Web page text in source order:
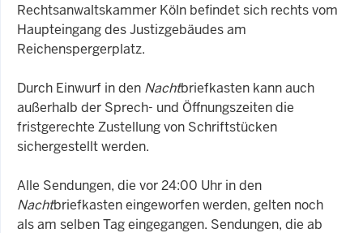
Rechtsanwaltskammer Köln befindet sich rechts vom
Haupteingang des Justizgebäudes am
Reichenspergerplatz.
Durch Einwurf in den Nachtbriefkasten kann auch
außerhalb der Sprech- und Öffnungszeiten die
fristgerechte Zustellung von Schriftstücken
sichergestellt werden.
Alle Sendungen, die vor 24:00 Uhr in den
Nachtbriefkasten eingeworfen werden, gelten noch
als am selben Tag eingegangen. Sendungen, die ab